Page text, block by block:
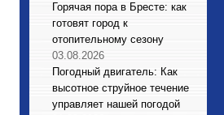
Горячая пора в Бресте: как
готовят город к
отопительному сезону
03.08.2026
Погодный двигатель: Как
высотное струйное течение
управляет нашей погодой